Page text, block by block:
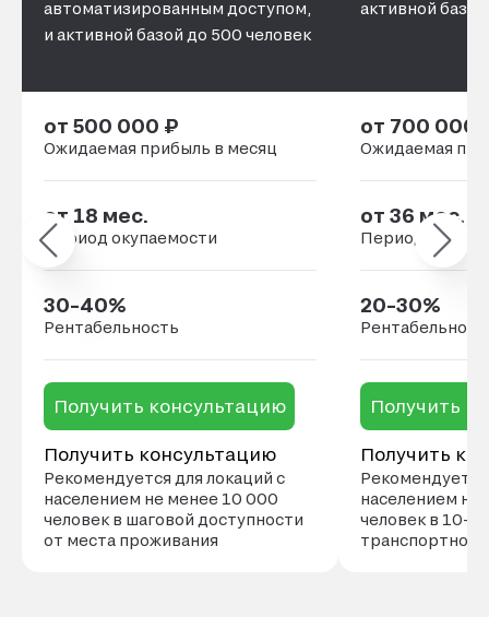
автоматизированным доступом,
и активной базой до 500 человек
от 500 000 ₽
Ожидаемая прибыль в месяц
от 18 мес.
Период окупаемости
30–40%
Рентабельность
Получить консультацию
Получить консультацию
Рекомендуется для локаций с
населением не менее 10 000
человек в шаговой доступности
от места проживания
активной
от 700 000
Ожидаемая
от 36 мес.
Период
20–30%
Получить
Получить
населением не
человек в 10-
транспортной